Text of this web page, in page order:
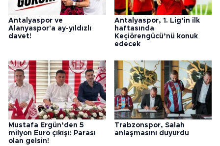
Antalyaspor ve
Alanyaspor'a ay-yıldızlı
davet!
Antalyaspor, 1. Lig’in ilk
haftasında
Keçiörengücü’nü konuk
edecek
Mustafa Ergün’den 5
milyon Euro çıkışı: Parası
olan gelsin!
Trabzonspor, Salah
anlaşmasını duyurdu